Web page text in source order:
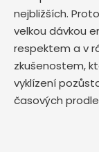
nejbližších.
velkou dávkou
respektem a v
zkušenostem,
vyklízení
časových